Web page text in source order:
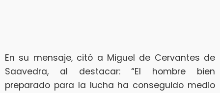
En su mensaje, citó a Miguel de Cervantes de
Saavedra, al destacar: “El hombre bien
preparado para la lucha ha conseguido medio